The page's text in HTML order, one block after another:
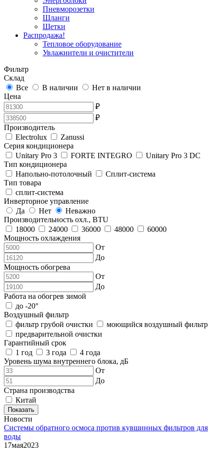
Пневморозетки
Шланги
Щетки
Распродажа!
Тепловое оборудование
Увлажнители и очистители
Фильтр
Склад
Все
В наличии
Нет в наличии
Цена
₽
₽
Производитель
Electrolux
Zanussi
Серия кондиционера
Unitary Pro 3
FORTE INTEGRO
Unitary Pro 3 DC
Тип кондиционера
Напольно-потолочный
Сплит-система
Тип товара
сплит-система
Инверторное управление
Да
Нет
Неважно
Производительность охл., BTU
18000
24000 36000 48000
60000
Мощность охлаждения
От
До
Мощность обогрева
От
До
Работа на обогрев зимой
до -20°
Воздушный фильтр
фильтр грубой очистки
моющийся воздушный фильтр
предварительной очистки
Гарантийный срок
1 год
3 года
4 года
Уровень шума внутреннего блока, дБ
От
До
Страна производства
Китай
Показать
Новости
Системы обратного осмоса против кувшинных фильтров для
воды
17мая2023